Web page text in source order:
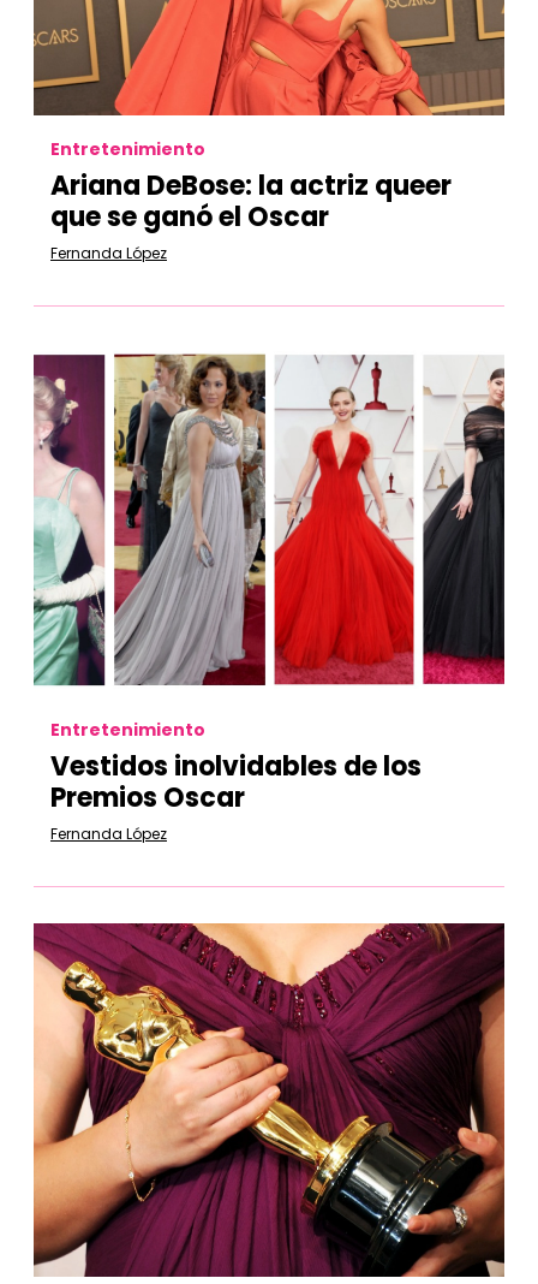
Entretenimiento
Ariana DeBose: la actriz queer
que se ganó el Oscar
Fernanda López
Entretenimiento
Vestidos inolvidables de los
Premios Oscar
Fernanda López